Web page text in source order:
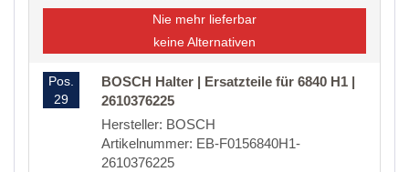
Nie mehr lieferbar
keine Alternativen
Pos.
29
BOSCH Halter | Ersatzteile für 6840 H1 |
2610376225
Hersteller: BOSCH
Artikelnummer: EB-F0156840H1-
2610376225